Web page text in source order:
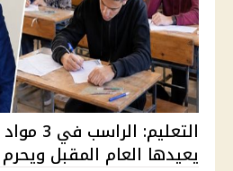
التعليم:
يعيدها العام المقبل